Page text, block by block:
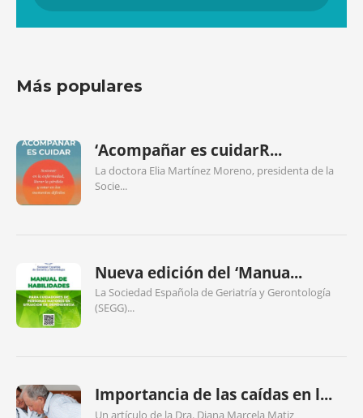
Más populares
‘Acompañar es cuidarR...
La doctora Elia Martínez Moreno, presidenta de la
Socie...
Nueva edición del ‘Manua...
La Sociedad Española de Geriatría y Gerontología
(SEGG)...
Importancia de las caídas en l...
Un artículo de la Dra. Diana Marcela Matiz